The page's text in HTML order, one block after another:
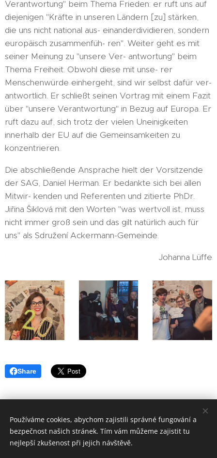
Verantwortung" beim Thema Frieden: er ruft uns auf
diejenigen "Kräfte in unseren Ländern [zu] stärken,
die uns nicht national aus- einanderdividieren, sondern
europäisch zusammenfüh- ren". Weiter geht es mit
seiner Meinung zu "unsere Ver- antwortung" beim
Thema Freiheit. Obwohl diese mit unse- rer
Menschenwürde einhergeht, sind wir selbst dafür ver-
antwortlich. Er schließt seinen Vortrag mit einem Fazit
über "unsere Verantwortung" in Bezug auf Europa. Er
ruft dazu auf, sich trotz der vielen Uneinigkeiten
innerhalb der EU auf die Gemeinsamkeiten zu
konzentrieren.
Die abschließende Ansprache hielt der Vorsitzende
der SAG, Daniel Herman. Er bedankte sich bei allen
Mitwir- kenden und Referenten und zitierte PhDr.
Jiřina Šiklová mit den Worten "was wertvoll ist, muss
nicht immer groß sein und das gilt natürlich auch für
uns" als Sdružení Ackermann-Gemeinde.
Johanna Lüffe
Share
www.ackermann-gemeinde.cz Cookies
Používáme cookies, abychom zajistili správné fungování a
bezpečnost našich stránek. Tím vám můžeme zajistit tu
nejlepší zkušenost při jejich návštěvě.